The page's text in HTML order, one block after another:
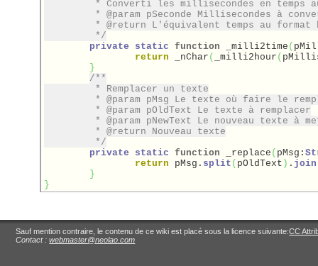
	 */
private
static function _milli2time (
return _nChar ( _milli2hour (
}
/**
	 */
private
static function _replace ( pMsg:
return pMsg. split ( pOldText ) . join
}
}
Sauf mention contraire, le contenu de ce wiki est placé sous la licence suivante:CC
Contact :webmaster@neolao.com